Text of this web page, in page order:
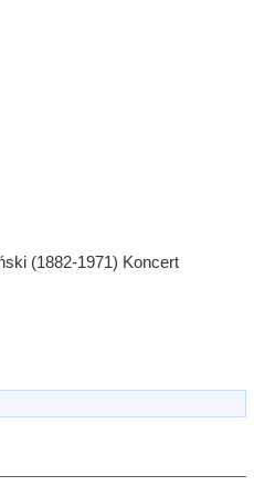
(1882-1971) Koncert